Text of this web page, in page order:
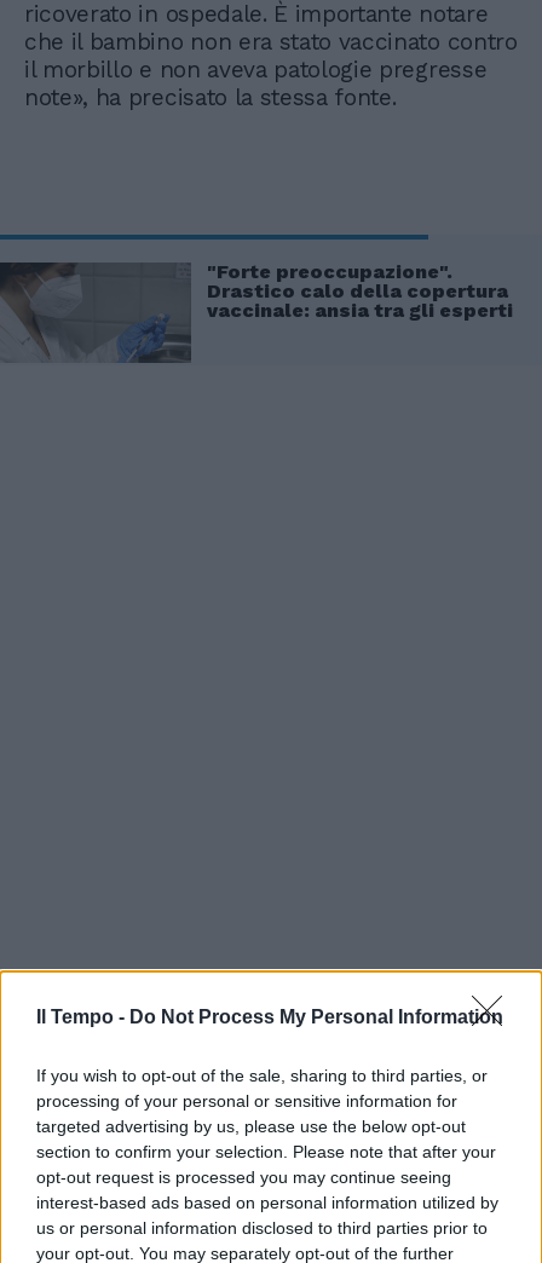
Il Tempo - Do Not Process My Personal Information
If you wish to opt-out of the sale, sharing to third parties, or
processing of your personal or sensitive information for
targeted advertising by us, please use the below opt-out
section to confirm your selection. Please note that after your
opt-out request is processed you may continue seeing
interest-based ads based on personal information utilized by
us or personal information disclosed to third parties prior to
your opt-out. You may separately opt-out of the further
ricoverato in ospedale. È importante notare
che il bambino non era stato vaccinato contro
il morbillo e non aveva patologie pregresse
note», ha precisato la stessa fonte.
"Forte preoccupazione".
Drastico calo della copertura
vaccinale: ansia tra gli esperti